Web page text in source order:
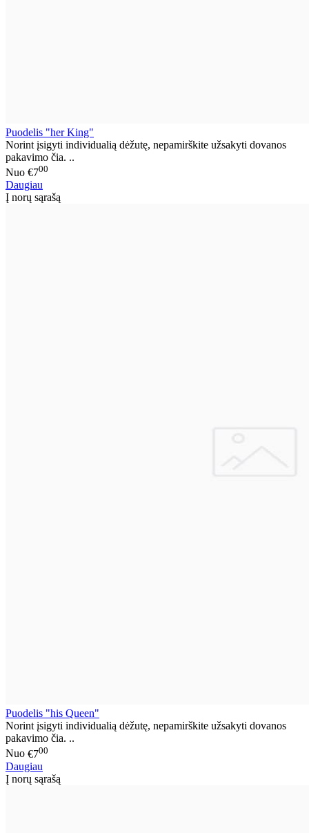
Puodelis "her King"
Norint įsigyti individualią dėžutę, nepamirškite užsakyti dovanos
pakavimo čia. ..
Nuo €700
Daugiau
Į norų sąrašą
Puodelis "his Queen"
Norint įsigyti individualią dėžutę, nepamirškite užsakyti dovanos
pakavimo čia. ..
Nuo €700
Daugiau
Į norų sąrašą